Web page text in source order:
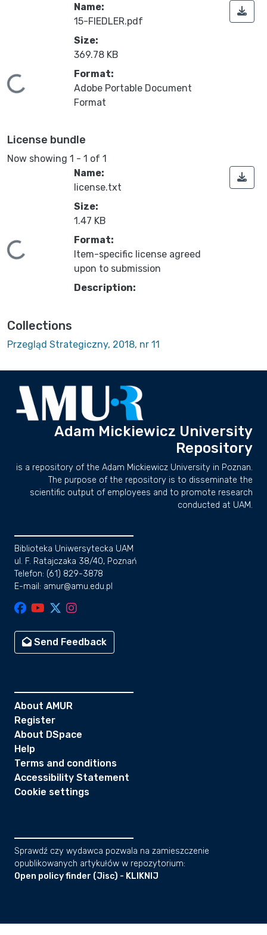
Name:
15-FIEDLER.pdf
Size:
369.78 KB
Format:
Adobe Portable Document
Format
License bundle
Now showing 1 - 1 of 1
Name:
license.txt
Size:
1.47 KB
Format:
Item-specific license agreed
upon to submission
Description:
Collections
Przegląd Strategiczny, 2018, nr 11
Adam Mickiewicz University
Repository
is a repository of the Adam Mickiewicz University in Poznan.
The purpose of the repository is to disseminate the
scientific output of employees and to promote research
conducted at UAM.
Biblioteka Uniwersytecka UAM
ul. F. Ratajczaka 38/40, Poznań
Telefon: (61) 829-3878
E-mail: amur@amu.edu.pl
Send Feedback
About AMUR
Register
About DSpace
Help
Terms and conditions
Accessibility Statement
Cookie settings
Sprawdź czy wydawca pozwala na zamieszczenie
opublikowanych artykułów w repozytorium:
Open policy finder (Jisc) - KLIKNIJ